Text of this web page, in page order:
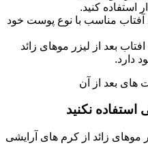
استفاده کنید.
مناسب با نوع پوست خود
بعد از لیزر موهای زائد
دارد.
استفاده نکنید
موهای زائد از کرم های آرایشی